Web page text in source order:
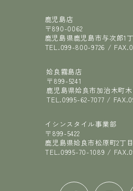
鹿児島店
〒890-0062
鹿児島県鹿児島市与次郎1
TEL.099-800-9726 / FAX.
姶良霧島店
〒899-5241
鹿児島県姶良市加治木町木
TEL.0995-62-7077 / FAX.
イシンスタイル事業部
〒899-5422
鹿児島県姶良市松原町2丁
TEL.0995-70-1089 / FAX.